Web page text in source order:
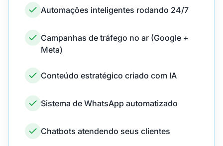
Automações inteligentes rodando 24/7
Campanhas de tráfego no ar (Google +
Meta)
Conteúdo estratégico criado com IA
Sistema de WhatsApp automatizado
Chatbots atendendo seus clientes